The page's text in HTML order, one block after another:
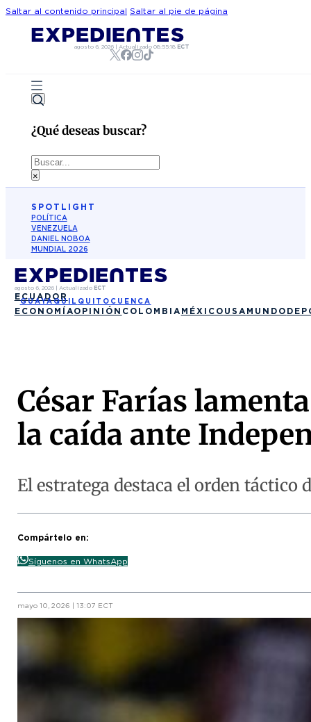
Saltar al contenido principal Saltar al pie de página
agosto 6, 2026 |Actualizado08:55:18 ECT
¿Qué deseas buscar?
Buscar
×
SPOTLIGHT
POLÍTICA
VENEZUELA
DANIEL NOBOA
MUNDIAL 2026
agosto 6, 2026| Actualizado ECT
ECUADOR
GUAYAQUIL QUITO CUENCA
ECONOMÍAOPINIÓN COLOMBIA MÉXICO USA MUNDO
César Farías
la caída ante
El estratega destaca el orden
Compártelo en:
Síguenos en WhatsApp
mayo 10, 2026 | 13:07 ECT